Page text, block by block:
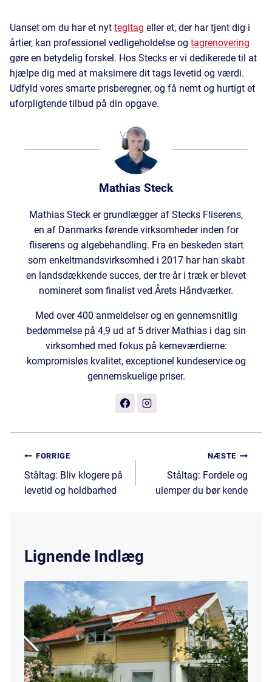
Uanset om du har et nyt tegltag eller et, der har tjent dig i
årtier, kan professionel vedligeholdelse og tagrenovering
gøre en betydelig forskel. Hos Stecks er vi dedikerede til at
hjælpe dig med at maksimere dit tags levetid og værdi.
Udfyld vores smarte prisberegner, og få nemt og hurtigt et
uforpligtende tilbud på din opgave.
Mathias Steck
Mathias Steck er grundlægger af Stecks Fliserens,
en af Danmarks førende virksomheder inden for
fliserens og algebehandling. Fra en beskeden start
som enkeltmandsvirksomhed i 2017 har han skabt
en landsdækkende succes, der tre år i træk er blevet
nomineret som finalist ved Årets Håndværker.
Med over 400 anmeldelser og en gennemsnitlig
bedømmelse på 4,9 ud af 5 driver Mathias i dag sin
virksomhed med fokus på kerneværdierne:
kompromisløs kvalitet, exceptionel kundeservice og
gennemskuelige priser.
Indlægsnavigation
FORRIGE
Ståltag: Bliv klogere på
levetid og holdbarhed
NÆSTE
Ståltag: Fordele og
ulemper du bør kende
Lignende Indlæg